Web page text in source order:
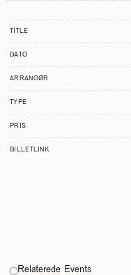
TITLE
DATO
ARRANGØR
TYPE
PRIS
BILLETLINK
Relaterede Events